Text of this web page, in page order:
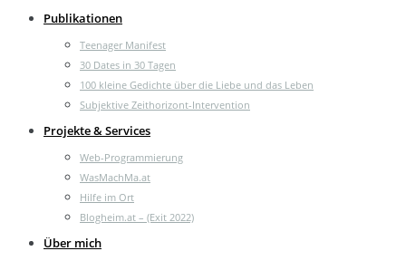
Publikationen
Teenager Manifest
30 Dates in 30 Tagen
100 kleine Gedichte über die Liebe und das Leben
Subjektive Zeithorizont-Intervention
Projekte & Services
Web-Programmierung
WasMachMa.at
Hilfe im Ort
Blogheim.at – (Exit 2022)
Über mich